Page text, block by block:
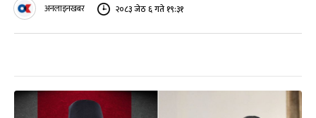
अनलाइनखबर २०८३ जेठ ६ गते १९:३१